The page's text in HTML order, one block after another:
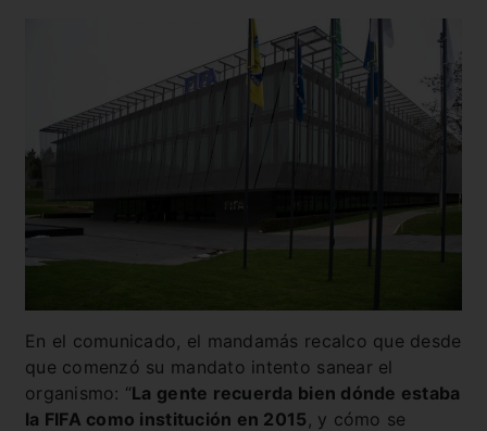
En el comunicado, el mandamás recalco que desde
que comenzó su mandato intento sanear el
organismo: “La gente recuerda bien dónde estaba
la FIFA como institución en 2015 , y cómo se